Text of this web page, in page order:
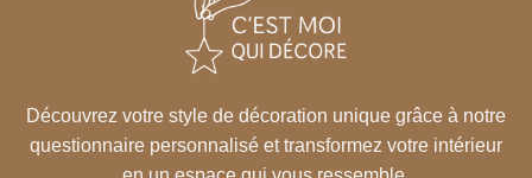
Découvrez votre style de décoration unique grâce à notre
questionnaire personnalisé et transformez votre intérieur